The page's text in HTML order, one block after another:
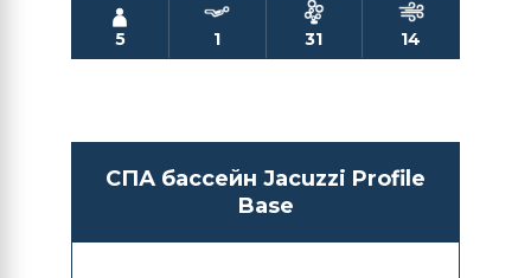
5 1 31 14
СПА бассейн Jacuzzi Profile
Base